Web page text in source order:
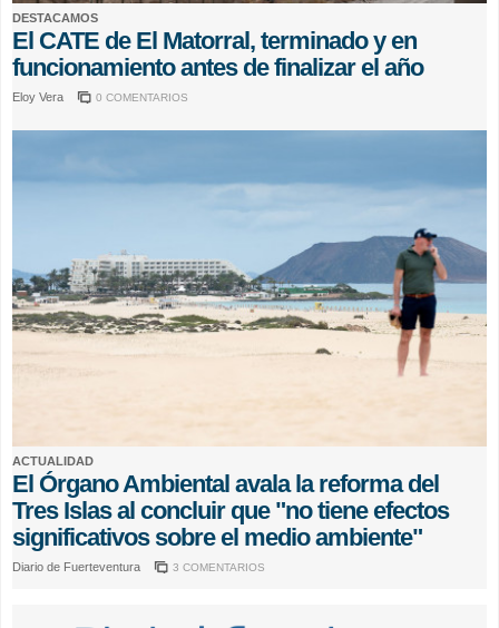
DESTACAMOS
El CATE de El Matorral, terminado y en
funcionamiento antes de finalizar el año
Eloy Vera 0 COMENTARIOS
ACTUALIDAD
El Órgano Ambiental avala la reforma del
Tres Islas al concluir que "no tiene efectos
significativos sobre el medio ambiente"
Diario de Fuerteventura 3 COMENTARIOS